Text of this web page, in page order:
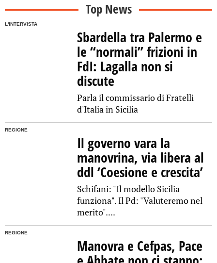
Top News
L'INTERVISTA
Sbardella tra Palermo e
le “normali” frizioni in
FdI: Lagalla non si
discute
Parla il commissario di Fratelli
d'Italia in Sicilia
REGIONE
Il governo vara la
manovrina, via libera al
ddl ‘Coesione e crescita’
Schifani: "Il modello Sicilia
funziona". Il Pd: "Valuteremo nel
merito"....
REGIONE
Manovra e Cefpas, Pace